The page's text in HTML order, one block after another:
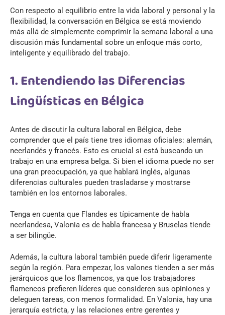
Con respecto al equilibrio entre la vida laboral y personal y la
flexibilidad, la conversación en Bélgica se está moviendo
más allá de simplemente comprimir la semana laboral a una
discusión más fundamental sobre un enfoque más corto,
inteligente y equilibrado del trabajo.
1. Entendiendo las Diferencias
Lingüísticas en Bélgica
Antes de discutir la cultura laboral en Bélgica, debe
comprender que el país tiene tres idiomas oficiales: alemán,
neerlandés y francés. Esto es crucial si está buscando un
trabajo en una empresa belga. Si bien el idioma puede no ser
una gran preocupación, ya que hablará inglés, algunas
diferencias culturales pueden trasladarse y mostrarse
también en los entornos laborales.
Tenga en cuenta que Flandes es típicamente de habla
neerlandesa, Valonia es de habla francesa y Bruselas tiende
a ser bilingüe.
Además, la cultura laboral también puede diferir ligeramente
según la región. Para empezar, los valones tienden a ser más
jerárquicos que los flamencos, ya que los trabajadores
flamencos prefieren líderes que consideren sus opiniones y
deleguen tareas, con menos formalidad. En Valonia, hay una
jerarquía estricta, y las relaciones entre gerentes y